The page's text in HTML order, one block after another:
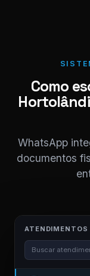
Como
WhatsApp
documentos
ATENDIMENTOS
Buscar